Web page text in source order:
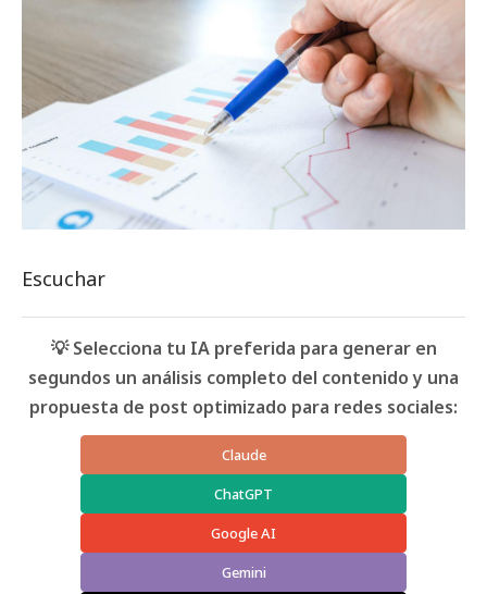
Escuchar
💡 Selecciona tu IA preferida para generar en
segundos un análisis completo del contenido y una
propuesta de post optimizado para redes sociales:
Claude
ChatGPT
Google AI
Gemini